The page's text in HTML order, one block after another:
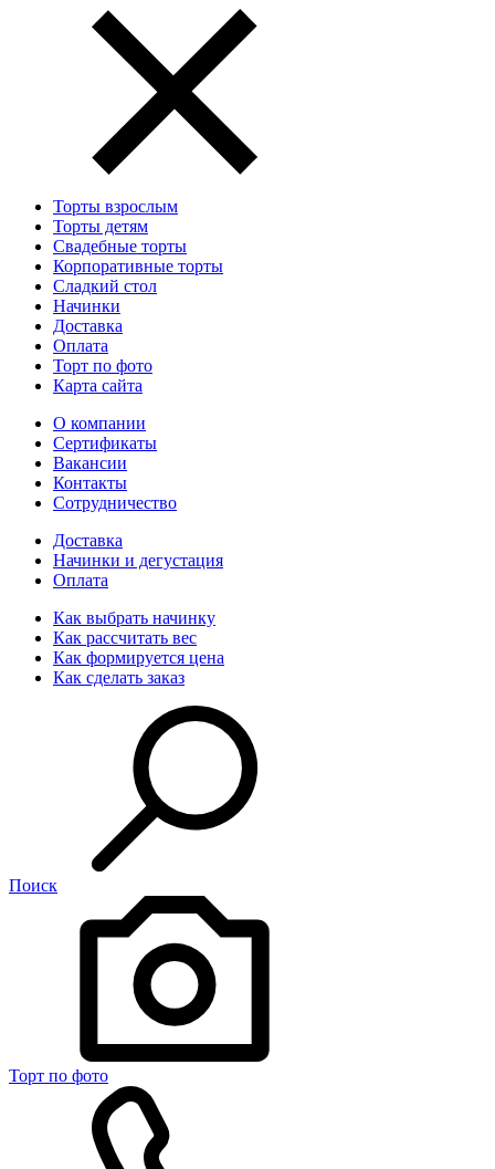
Торты взрослым
Торты детям
Свадебные торты
Корпоративные торты
Сладкий стол
Начинки
Доставка
Оплата
Торт по фото
Карта сайта
О компании
Сертификаты
Вакансии
Контакты
Сотрудничество
Доставка
Начинки и дегустация
Оплата
Как выбрать начинку
Как рассчитать вес
Как формируется цена
Как сделать заказ
Поиск
Торт по фото